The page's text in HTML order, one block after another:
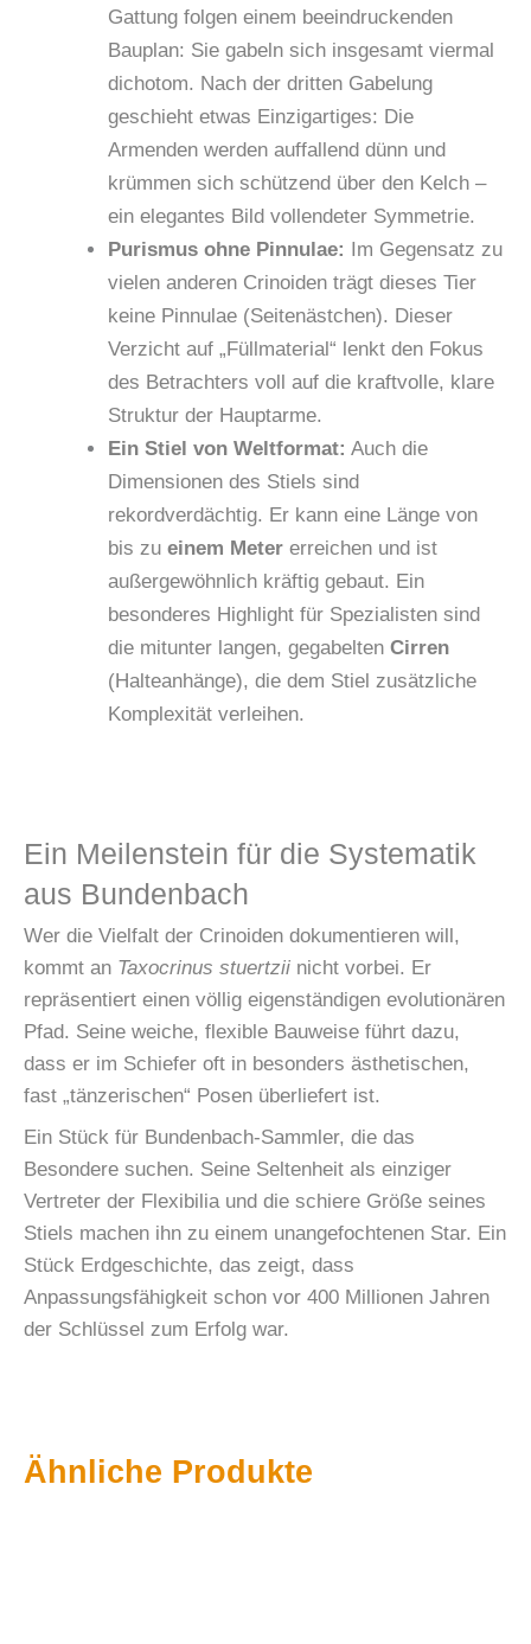
Gattung folgen einem beeindruckenden
Bauplan: Sie gabeln sich insgesamt viermal
dichotom. Nach der dritten Gabelung
geschieht etwas Einzigartiges: Die
Armenden werden auffallend dünn und
krümmen sich schützend über den Kelch –
ein elegantes Bild vollendeter Symmetrie.
Purismus ohne Pinnulae: Im Gegensatz zu
vielen anderen Crinoiden trägt dieses Tier
keine Pinnulae (Seitenästchen). Dieser
Verzicht auf „Füllmaterial“ lenkt den Fokus
des Betrachters voll auf die kraftvolle, klare
Struktur der Hauptarme.
Ein Stiel von Weltformat: Auch die
Dimensionen des Stiels sind
rekordverdächtig. Er kann eine Länge von
bis zu einem Meter erreichen und ist
außergewöhnlich kräftig gebaut. Ein
besonderes Highlight für Spezialisten sind
die mitunter langen, gegabelten Cirren
(Halteanhänge), die dem Stiel zusätzliche
Komplexität verleihen.
Ein Meilenstein für die Systematik
aus Bundenbach
Wer die Vielfalt der Crinoiden dokumentieren will,
kommt an Taxocrinus stuertzii nicht vorbei. Er
repräsentiert einen völlig eigenständigen evolutionären
Pfad. Seine weiche, flexible Bauweise führt dazu,
dass er im Schiefer oft in besonders ästhetischen,
fast „tänzerischen“ Posen überliefert ist.
Ein Stück für Bundenbach-Sammler, die das
Besondere suchen. Seine Seltenheit als einziger
Vertreter der Flexibilia und die schiere Größe seines
Stiels machen ihn zu einem unangefochtenen Star. Ein
Stück Erdgeschichte, das zeigt, dass
Anpassungsfähigkeit schon vor 400 Millionen Jahren
der Schlüssel zum Erfolg war.
Ähnliche Produkte